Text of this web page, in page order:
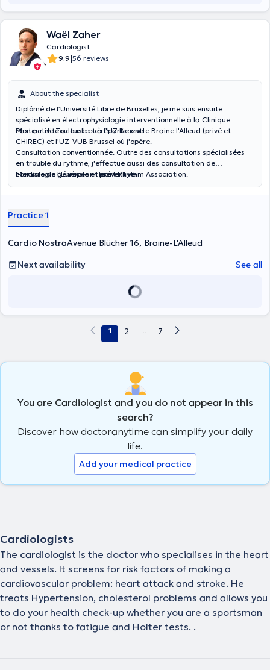
Waël Zaher
Cardiologist
9.9|56 reviews
About the specialist
Diplômé de l’Université Libre de Bruxelles, je me suis ensuite
spécialisé en électrophysiologie interventionnelle à la Clinique
Pasteur de Toulouse et à l'UZ Brussel.
Mon activité actuelle se répartie entre Braine l'Alleud (privé et
CHIREC) et l'UZ-VUB Brussel où j'opère.
Consultation conventionnée. Outre des consultations spécialisées
en trouble du rythme, j'effectue aussi des consultation de
cardiologie générale et préventive.
Membre de l'European Heart Rhythm Association.
Practice 1
Cardio NostraAvenue Blücher 16, Braine-L'Alleud
Next availability
See all
1 2 ... 7
You are Cardiologist and you do not appear in this
search?
Discover how doctoranytime can simplify your daily
life.
Add your medical practice
Cardiologists
The cardiologist is the doctor who specialises in the heart
and vessels. It screens for risk factors of making a
cardiovascular problem: heart attack and stroke. He
treats Hypertension, cholesterol problems and allows you
to do your health check-up whether you are a sportsman
or not thanks to fatigue and Holter tests. .